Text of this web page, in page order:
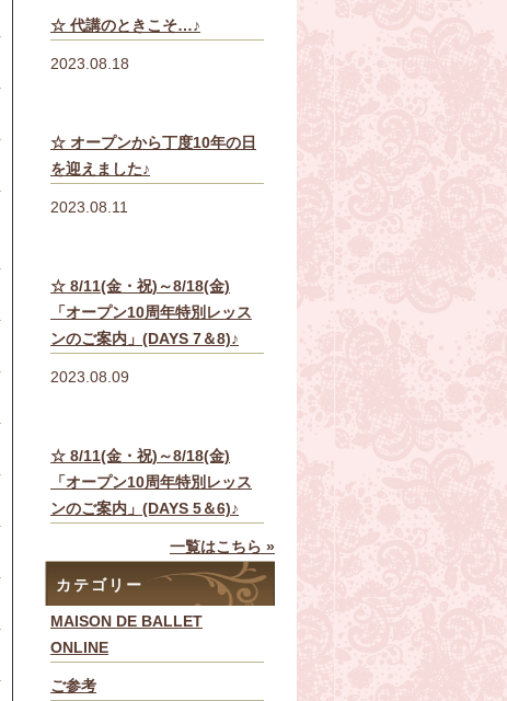
☆ 代講のときこそ…♪
2023.08.18
☆ オープンから丁度10年の日
を迎えました♪
2023.08.11
☆ 8/11(金・祝)～8/18(金)
「オープン10周年特別レッス
ンのご案内」(DAYS 7＆8)♪
2023.08.09
☆ 8/11(金・祝)～8/18(金)
「オープン10周年特別レッス
ンのご案内」(DAYS 5＆6)♪
一覧はこちら »
カテゴリー
MAISON DE BALLET
ONLINE
ご参考